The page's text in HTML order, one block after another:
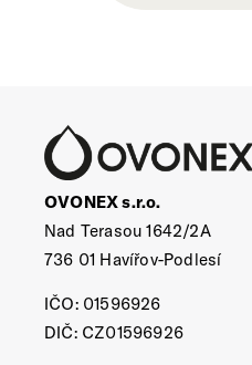
OVONEX s.r.o.
Nad Terasou 1642/2A
736 01 Havířov-Podlesí
IČO: 01596926
DIČ: CZ01596926